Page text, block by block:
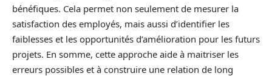
bénéfiques. Cela permet non seulement de mesurer la
satisfaction des employés, mais aussi d’identifier les
faiblesses et les opportunités d’amélioration pour les futurs
projets. En somme, cette approche aide à maitriser les
erreurs possibles et à construire une relation de long